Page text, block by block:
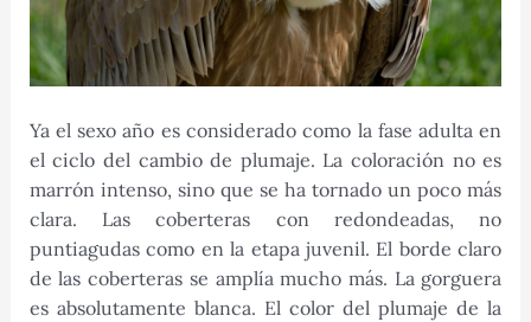
Ya el sexo año es considerado como la fase adulta en
el ciclo del cambio de plumaje. La coloración no es
marrón intenso, sino que se ha tornado un poco más
clara. Las coberteras con redondeadas, no
puntiagudas como en la etapa juvenil. El borde claro
de las coberteras se amplía mucho más. La gorguera
es absolutamente blanca. El color del plumaje de la